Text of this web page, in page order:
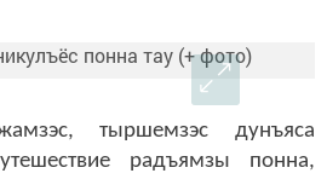
тыршемзэс дунъяса
радъямзы понна,